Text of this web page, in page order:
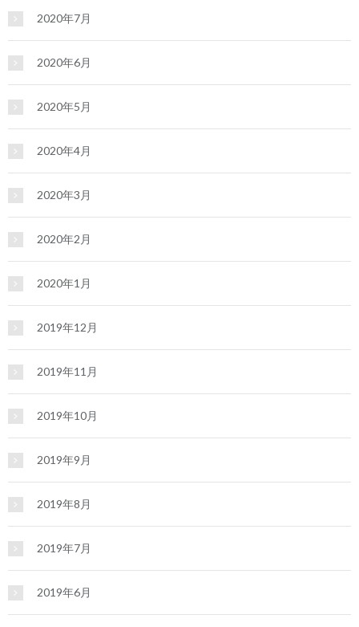
2020年7月
2020年6月
2020年5月
2020年4月
2020年3月
2020年2月
2020年1月
2019年12月
2019年11月
2019年10月
2019年9月
2019年8月
2019年7月
2019年6月